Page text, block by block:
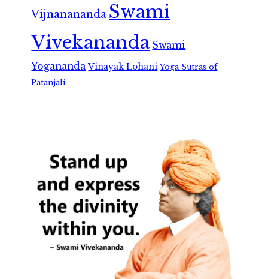
Vijnanananda Swami
Vivekananda Swami
Yogananda Vinayak Lohani Yoga Sutras of
Patanjali